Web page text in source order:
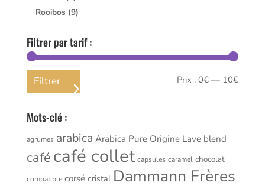
Rooibos (9)
Filtrer par tarif :
Prix
Prix
Filtrer Prix :0€ — 10€
Mots-clé :
agrumes arabica Arabica Pure Origine Lave blend
café café collet capsules caramel chocolat
compatible corsé cristal Dammann Frères